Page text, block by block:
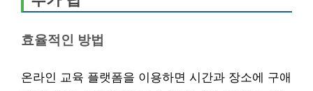
효율적인 방법
온라인 교육 플랫폼을 이용하면 시간과 장소에 구애